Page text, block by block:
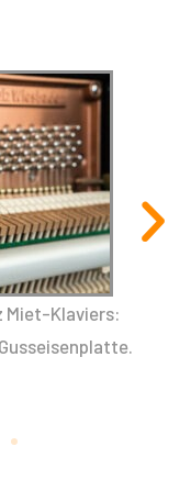
Miet-Klaviers: